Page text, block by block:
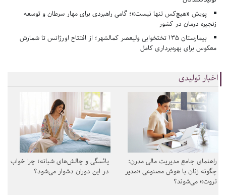
پویش «هیچ‌کس تنها نیست»؛ گامی راهبردی برای مهار سرطان و توسعه
زنجیره درمان در کشور
بیمارستان ۱۳۵ تختخوابی ولیعصر کمالشهر؛ از افتتاح اورژانس تا شمارش
معکوس برای بهره‌برداری کامل
اخبار تولیدی
راهنمای جامع مدیریت مالی مدرن:
چگونه زنان با هوش مصنوعی «مدیر
ثروت» می‌شوند؟
یائسگی و چالش‌های شبانه؛ چرا خواب
در این دوران دشوار می‌شود؟